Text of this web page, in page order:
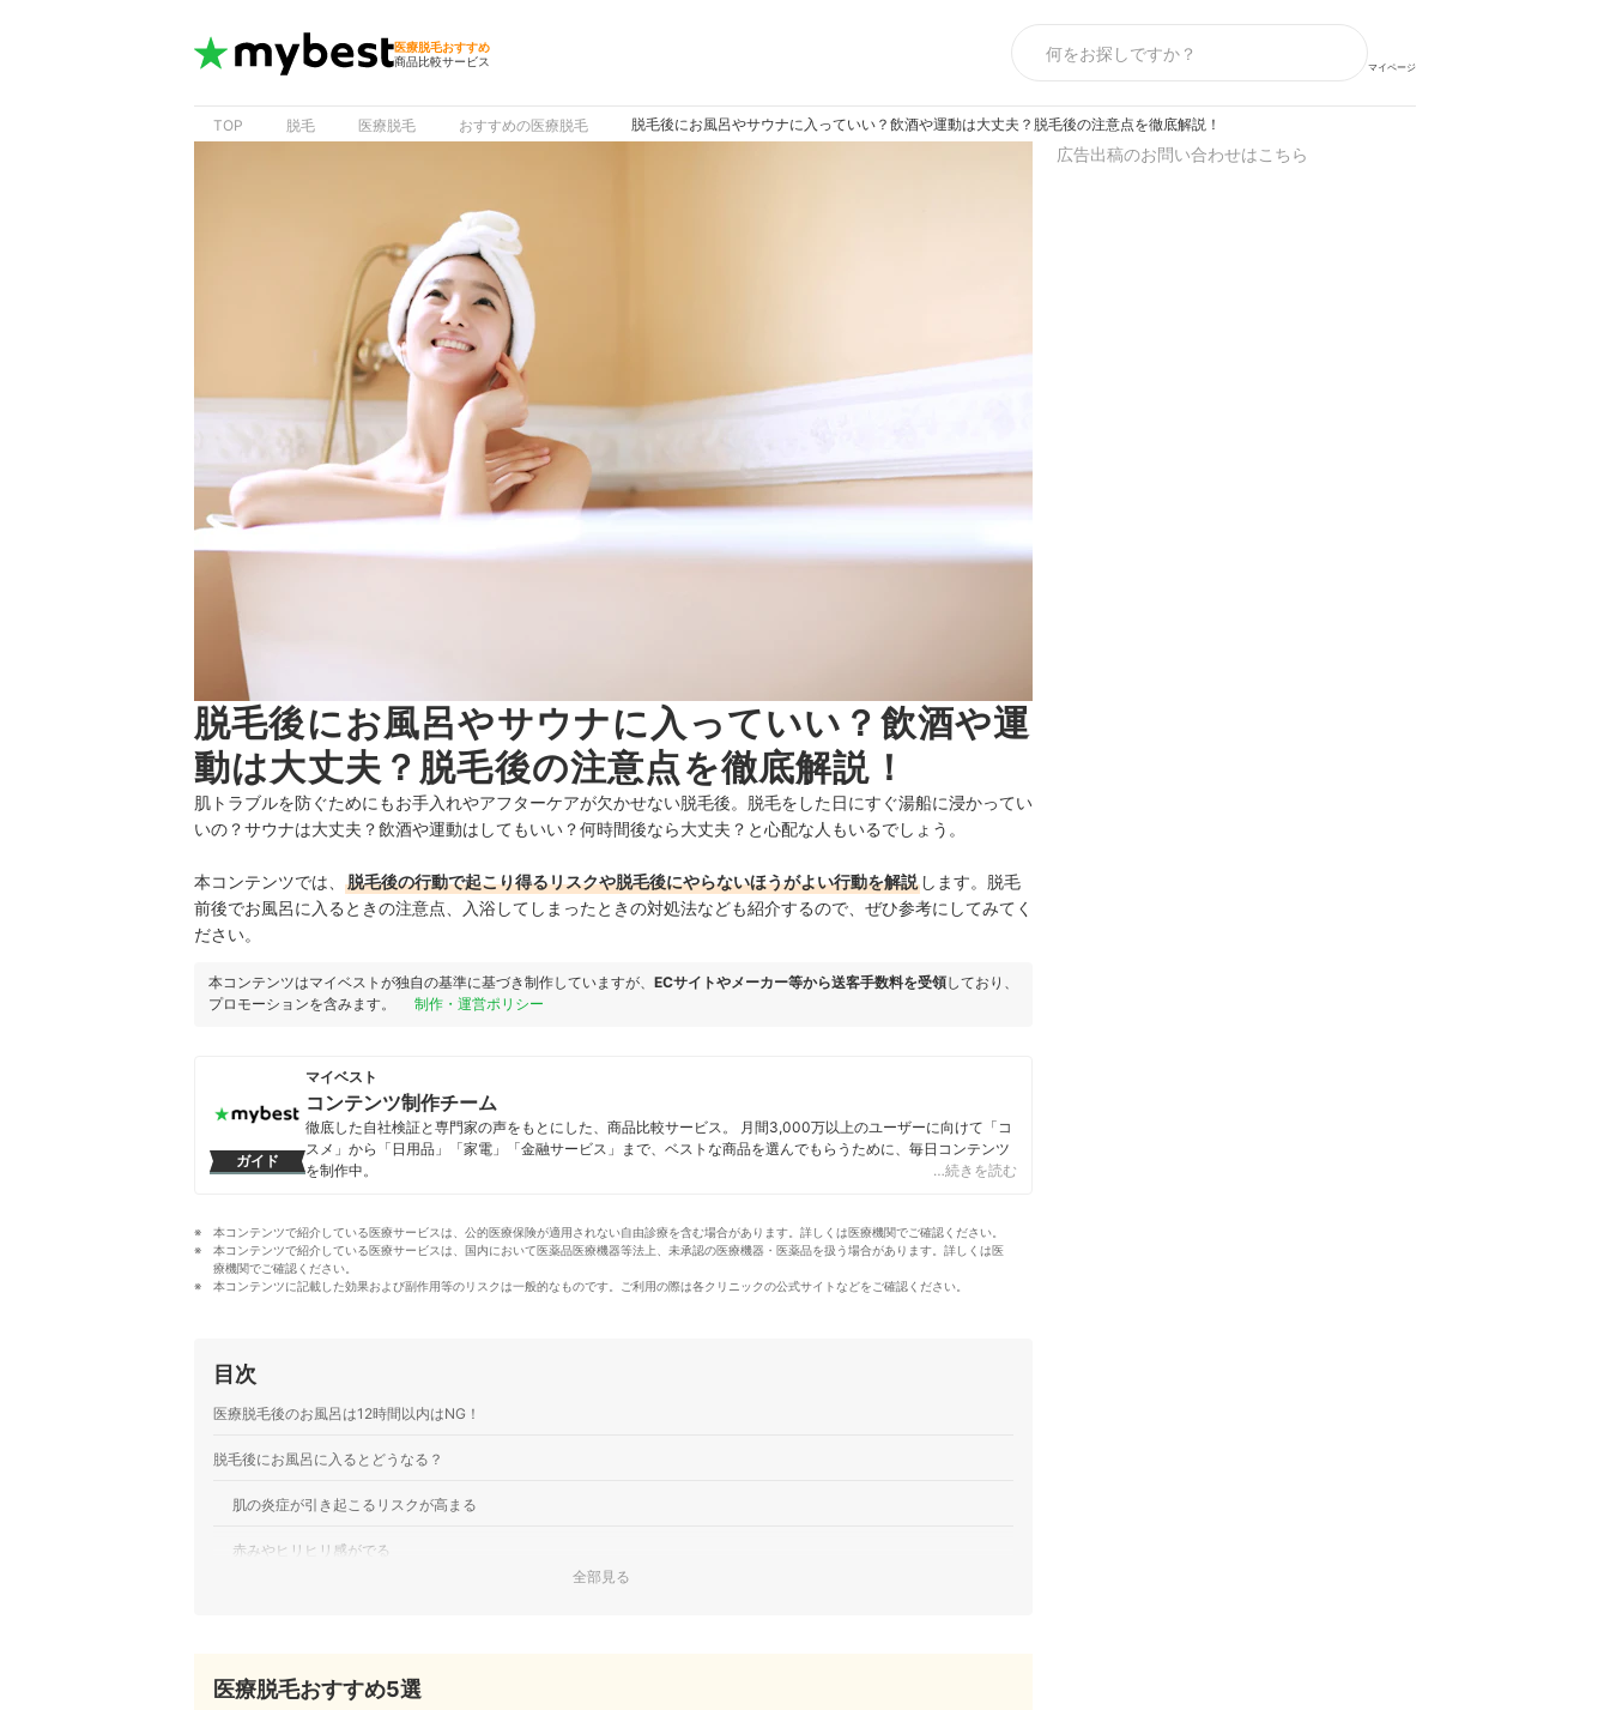
医療脱毛おすすめ
商品比較サービス
マイページ
TOP 脱毛 医療脱毛 おすすめの医療脱毛 脱毛後にお風呂やサウナに入っていい？飲酒や運動は大丈夫？脱毛後の注意点を徹底解説！
脱毛後にお風呂やサウナに入っていい？飲酒や運
動は大丈夫？脱毛後の注意点を徹底解説！
肌トラブルを防ぐためにもお手入れやアフターケアが欠かせない脱毛後。脱毛をした日にすぐ湯船に浸かってい
いの？サウナは大丈夫？飲酒や運動はしてもいい？何時間後なら大丈夫？と心配な人もいるでしょう。
本コンテンツでは、 脱毛後の行動で起こり得るリスクや脱毛後にやらないほうがよい行動を解説 します。脱毛
前後でお風呂に入るときの注意点、入浴してしまったときの対処法なども紹介するので、ぜひ参考にしてみてく
ださい。
本コンテンツはマイベストが独自の基準に基づき制作していますが、 ECサイトやメーカー等から送客手数料を受領しており、
プロモーションを含みます。
制作・運営ポリシー
ガイド
マイベスト
コンテンツ制作チーム
徹底した自社検証と専門家の声をもとにした、商品比較サービス。 月間3,000万以上のユーザーに向けて「コ
スメ」から「日用品」「家電」「金融サービス」まで、ベストな商品を選んでもらうために、毎日コンテンツ
を制作中。
…続きを読む
本コンテンツで紹介している医療サービスは、公的医療保険が適用されない自由診療を含む場合があります。詳しくは医療機関でご確認ください。
本コンテンツで紹介している医療サービスは、国内において医薬品医療機器等法上、未承認の医療機器・医薬品を扱う場合があります。詳しくは医
療機関でご確認ください。
本コンテンツに記載した効果および副作用等のリスクは一般的なものです。ご利用の際は各クリニックの公式サイトなどをご確認ください。
目次
医療脱毛後のお風呂は12時間以内はNG！
脱毛後にお風呂に入るとどうなる？
肌の炎症が引き起こるリスクが高まる
赤みやヒリヒリ感がでる
岩盤浴：毛穴が炎症を起こす可能性がある
全部見る
医療脱毛おすすめ5選
広告出稿のお問い合わせはこちら